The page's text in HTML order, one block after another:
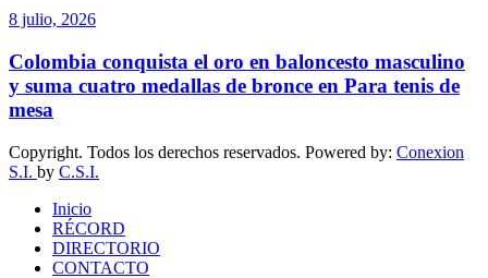
8 julio, 2026
Colombia conquista el oro en baloncesto masculino
y suma cuatro medallas de bronce en Para tenis de
mesa
Copyright. Todos los derechos reservados. Powered by: Conexion
S.I. by C.S.I.
Inicio
RÉCORD
DIRECTORIO
CONTACTO